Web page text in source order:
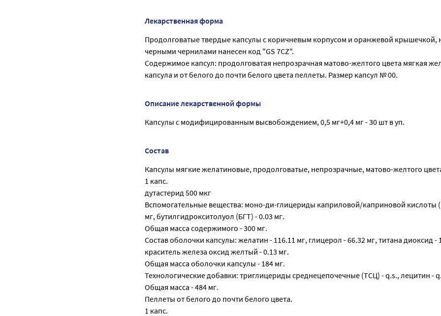
Лекарственная форма
Продолговатые твердые капсулы с коричневым корпусом и оранжевой крышечкой,
черными чернилами нанесен код "GS 7CZ".
Содержимое капсул: продолговатая непрозрачная матово-желтого цвета мягкая
капсула и от белого до почти белого цвета пеллеты. Размер капсул № 00.
Описание лекарственной формы
Капсулы с модифицированным высвобож­дением, 0,5 мг+0,4 мг - 30 шт в уп.
Состав
Капсулы мягкие желатиновые, продолговатые, непрозрачные, матово-желтого
1 капс.
дутастерид 500 мкг
Вспомогательные вещества: моно-ди-глицериды каприловой/каприновой кислоты
мг, бутилгидрокситолуол (БГТ) - 0.03 мг.
Общая масса содержимого - 300 мг.
Состав оболочки капсулы: желатин - 116.11 мг, глицерол - 66.32 мг, титана диоксид -
краситель железа оксид желтый - 0.13 мг.
Общая масса оболочки капсулы - 184 мг.
Технологические добавки: триглицериды среднецепочечные (ТСЦ) - q.s., лецитин -
Общая масса - 484 мг.
Пеллеты от белого до почти белого цвета.
1 капс.